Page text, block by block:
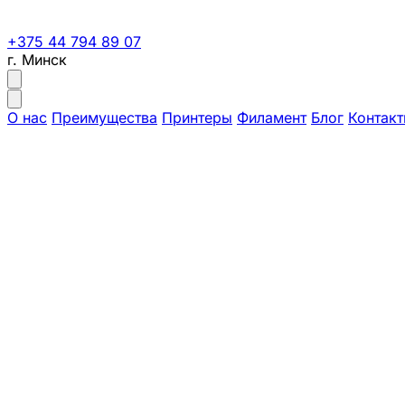
+375 44 794 89 07
г. Минск
О нас Преимущества Принтеры Филамент Блог